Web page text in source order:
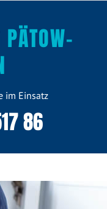
PÄTOW-
im Einsatz
86